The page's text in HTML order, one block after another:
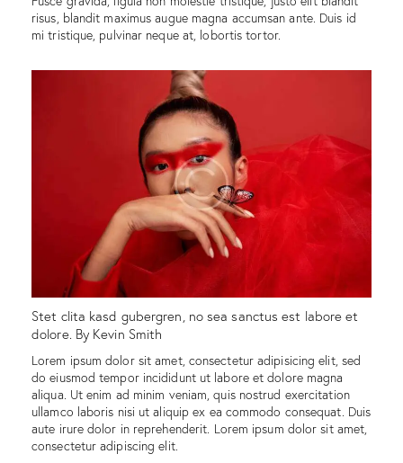
risus, blandit maximus augue magna accumsan ante. Duis id
mi tristique, pulvinar neque at, lobortis tortor.
Stet clita kasd gubergren, no sea sanctus est labore et
dolore. By Kevin Smith
Lorem ipsum dolor sit amet, consectetur adipisicing elit, sed
do eiusmod tempor incididunt ut labore et dolore magna
aliqua. Ut enim ad minim veniam, quis nostrud exercitation
ullamco laboris nisi ut aliquip ex ea commodo consequat. Duis
aute irure dolor in reprehenderit. Lorem ipsum dolor sit amet,
consectetur adipiscing elit.